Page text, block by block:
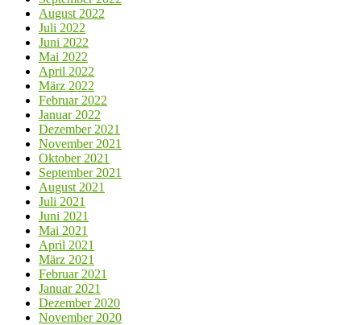
August 2022
Juli 2022
Juni 2022
Mai 2022
April 2022
März 2022
Februar 2022
Januar 2022
Dezember 2021
November 2021
Oktober 2021
September 2021
August 2021
Juli 2021
Juni 2021
Mai 2021
April 2021
März 2021
Februar 2021
Januar 2021
Dezember 2020
November 2020